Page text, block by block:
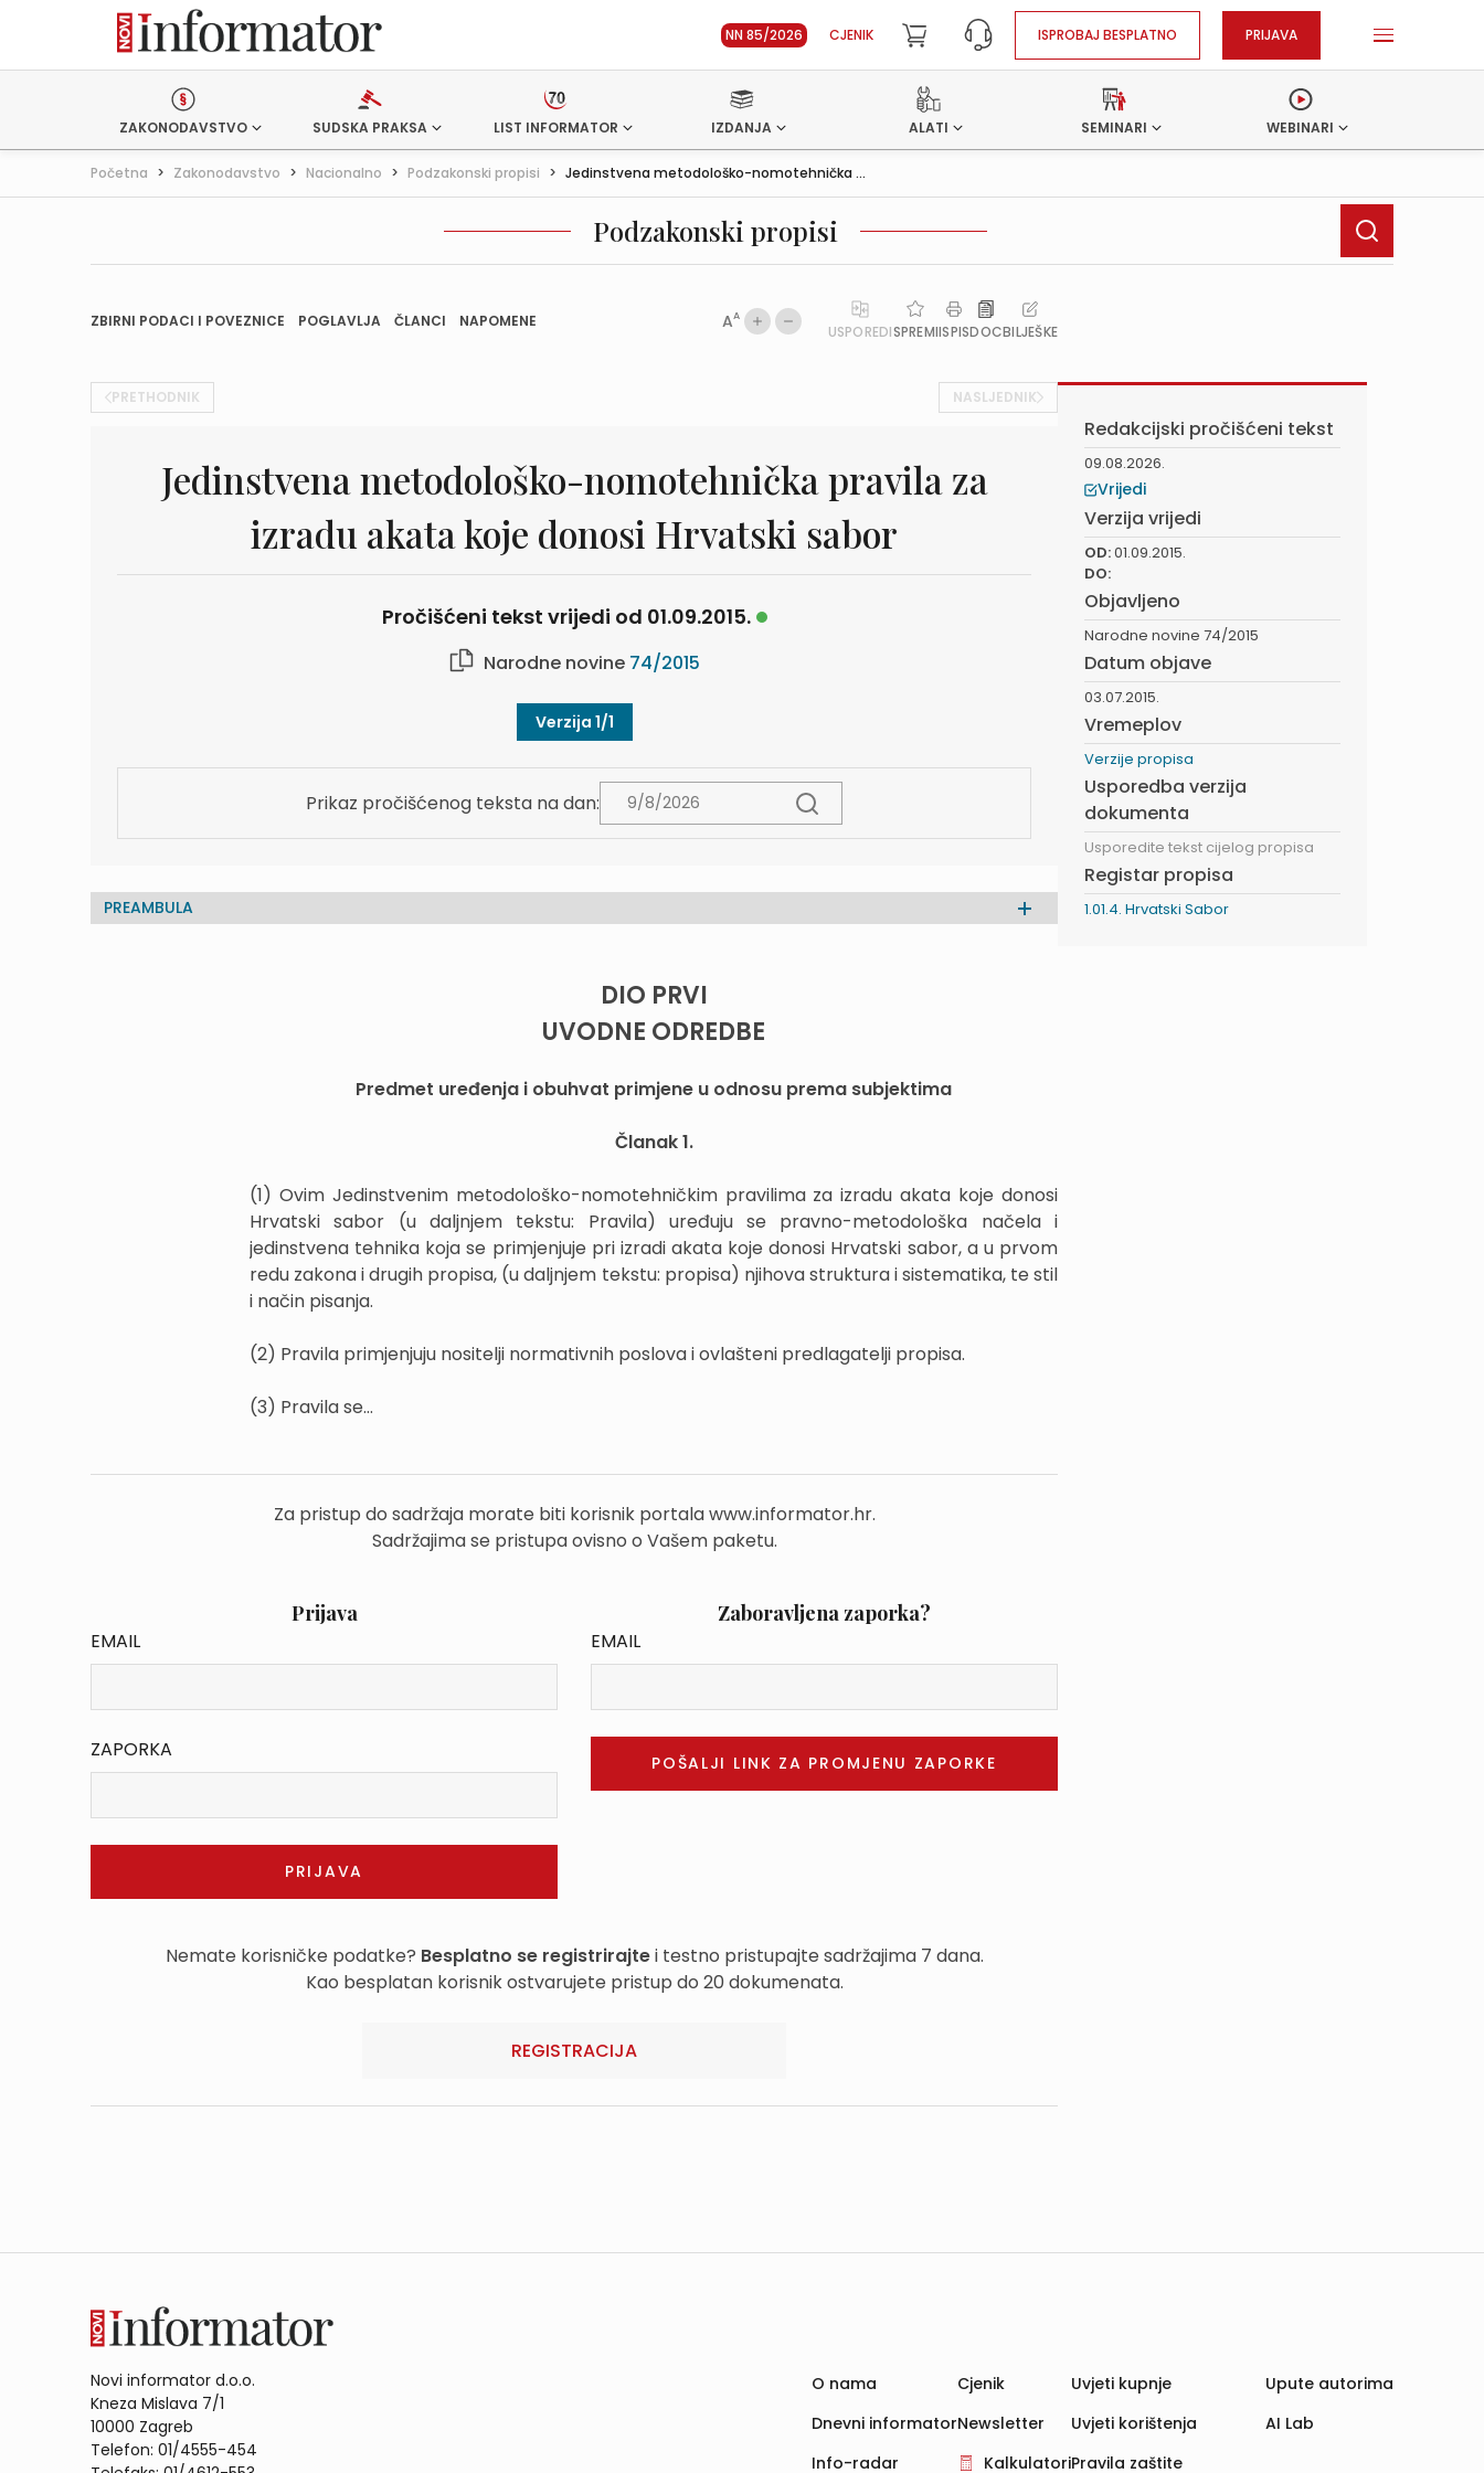
NN 85/2026 CJENIK ISPROBAJ BESPLATNO PRIJAVA
ZAKONODAVSTVO SUDSKA PRAKSA LIST INFORMATOR IZDANJA ALATI SEMINARI WEBINARI
Početna > Zakonodavstvo > Nacionalno > Podzakonski propisi > Jedinstvena metodološko-nomotehnička ...
Podzakonski propisi
ZBIRNI PODACI I POVEZNICE POGLAVLJA ČLANCI NAPOMENE AA
USPOREDISPREMIISPISDOCBILJEŠKE
PRETHODNIK NASLJEDNIK
Jedinstvena metodološko-nomotehnička pravila za
izradu akata koje donosi Hrvatski sabor
Pročišćeni tekst vrijedi od 01.09.2015.
Narodne novine 74/2015
Verzija 1/1
Prikaz pročišćenog teksta na dan:
PREAMBULA
DIO PRVI
UVODNE ODREDBE
Predmet uređenja i obuhvat primjene u odnosu prema subjektima
Članak 1.
(1) Ovim Jedinstvenim metodološko-nomotehničkim pravilima za izradu akata koje donosi
Hrvatski sabor (u daljnjem tekstu: Pravila) uređuju se pravno-metodološka načela i
jedinstvena tehnika koja se primjenjuje pri izradi akata koje donosi Hrvatski sabor, a u prvom
redu zakona i drugih propisa, (u daljnjem tekstu: propisa) njihova struktura i sistematika, te stil
i način pisanja.
(2) Pravila primjenjuju nositelji normativnih poslova i ovlašteni predlagatelji propisa.
(3) Pravila se...
Za pristup do sadržaja morate biti korisnik portala www.informator.hr.
Sadržajima se pristupa ovisno o Vašem paketu.
Prijava
EMAIL
ZAPORKA
Zaboravljena zaporka?
EMAIL
Nemate korisničke podatke? Besplatno se registrirajtei testno pristupajte sadržajima 7 dana.
Kao besplatan korisnik ostvarujete pristup do 20 dokumenata.
REGISTRACIJA
Redakcijski pročišćeni tekst
09.08.2026.
Vrijedi
Verzija vrijedi
OD:01.09.2015.
DO:
Objavljeno
Narodne novine 74/2015
Datum objave
03.07.2015.
Vremeplov
Verzije propisa
Usporedba verzija
dokumenta
Usporedite tekst cijelog propisa
Registar propisa
1.01.4. Hrvatski Sabor
Novi informator d.o.o.
Kneza Mislava 7/1
10000 Zagreb
Telefon: 01/4555-454
O nama
Dnevni informator
Info-radar
Cjenik
Newsletter
Kalkulatori
Uvjeti kupnje
Uvjeti korištenja
Pravila zaštite
Upute autorima
AI Lab